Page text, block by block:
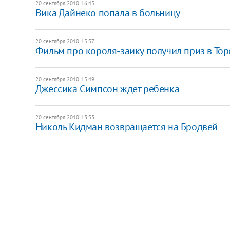
20 сентября 2010, 16:45
Вика Дайнеко попала в больницу
20 сентября 2010, 15:57
Фильм про короля-заику получил приз в
20 сентября 2010, 15:49
Джессика Симпсон ждет ребенка
20 сентября 2010, 13:53
Николь Кидман возвращается на Бродвей